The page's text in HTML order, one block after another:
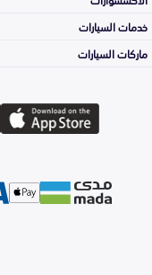
خدمات السيارات
ماركات السيارات